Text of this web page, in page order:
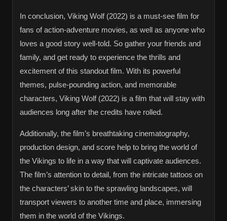
In conclusion, Viking Wolf (2022) is a must-see film for
fans of action-adventure movies, as well as anyone who
loves a good story well-told. So gather your friends and
family, and get ready to experience the thrills and
excitement of this standout film. With its powerful
themes, pulse-pounding action, and memorable
characters, Viking Wolf (2022) is a film that will stay with
audiences long after the credits have rolled.
Additionally, the film’s breathtaking cinematography,
production design, and score help to bring the world of
the Vikings to life in a way that will captivate audiences.
The film’s attention to detail, from the intricate tattoos on
the characters’ skin to the sprawling landscapes, will
transport viewers to another time and place, immersing
them in the world of the Vikings.